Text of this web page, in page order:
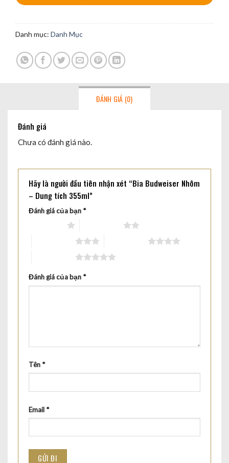
Danh mục: Danh Mục
ĐÁNH GIÁ (0)
Đánh giá
Chưa có đánh giá nào.
Hãy là người đầu tiên nhận xét “Bia Budweiser Nhôm
– Dung tích 355ml”
Đánh giá của bạn *
Đánh giá của bạn *
Tên *
Email *